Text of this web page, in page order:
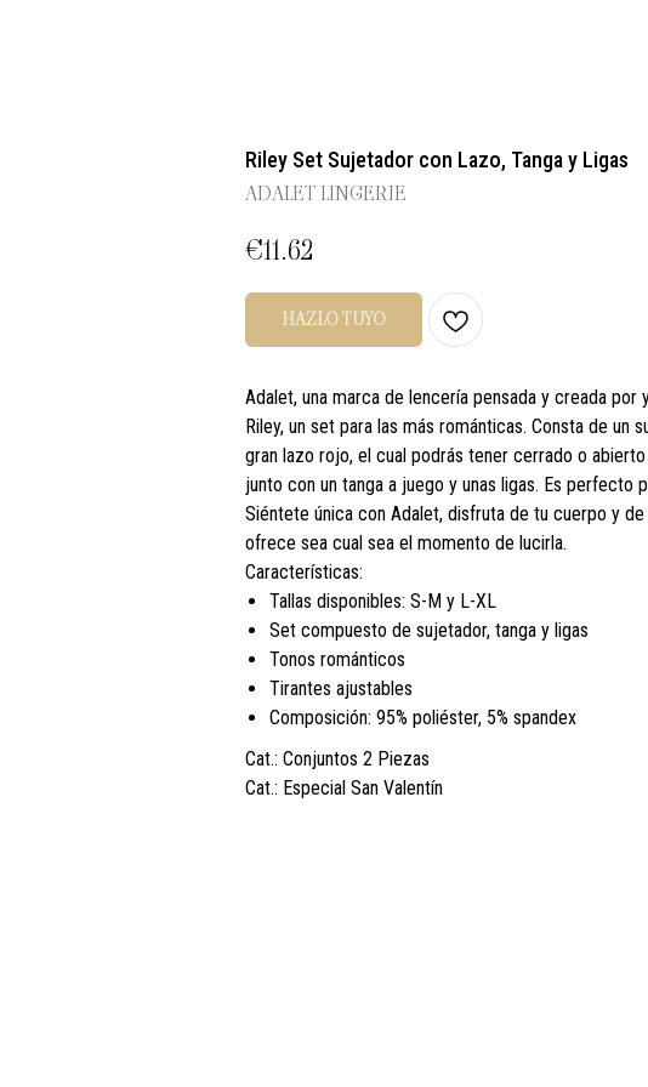
Riley Set Sujetador con Lazo, Tanga y Ligas
ADALET LINGERIE
€11.62
HAZLO TUYO
Adalet, una marca de lencería pensada y creada por
Riley, un set para las más románticas. Consta de un
gran lazo rojo, el cual podrás tener cerrado o
junto con un tanga a juego y unas ligas. Es perfecto
Siéntete única con Adalet, disfruta de tu cuerpo y
ofrece sea cual sea el momento de lucirla.
Características:
Tallas disponibles: S-M y L-XL
Set compuesto de sujetador, tanga y ligas
Tonos románticos
Tirantes ajustables
Composición: 95% poliéster, 5% spandex
Cat.: Conjuntos 2 Piezas
Cat.: Especial San Valentín